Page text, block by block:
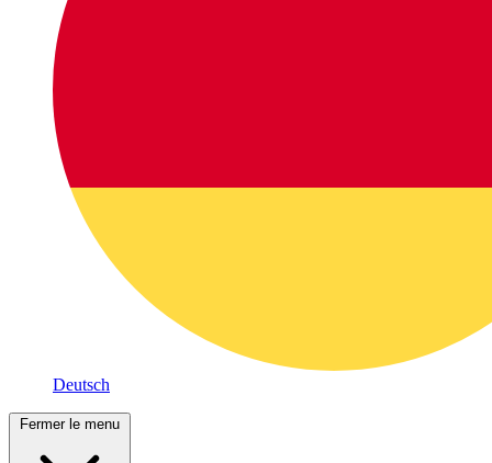
Deutsch
Fermer le menu